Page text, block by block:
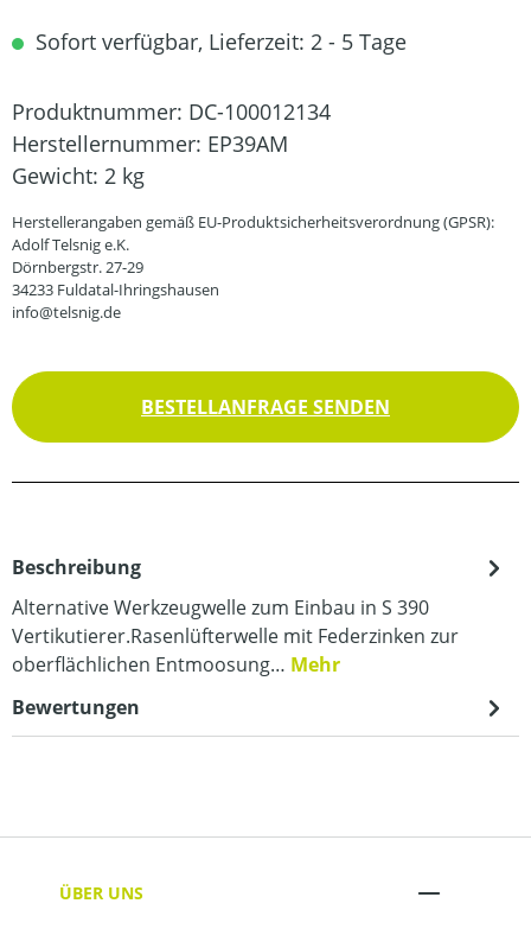
Sofort verfügbar, Lieferzeit: 2 - 5 Tage
Produktnummer: DC-100012134
Herstellernummer: EP39AM
Gewicht: 2 kg
Herstellerangaben gemäß EU-Produktsicherheitsverordnung (GPSR):
Adolf Telsnig e.K.
Dörnbergstr. 27-29
34233 Fuldatal-Ihringshausen
info@telsnig.de
BESTELLANFRAGE SENDEN
Beschreibung
Alternative Werkzeugwelle zum Einbau in S 390
Vertikutierer.Rasenlüfterwelle mit Federzinken zur
oberflächlichen Entmoosung… Mehr
Bewertungen
ÜBER UNS